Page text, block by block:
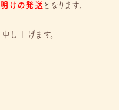
けの発送 となります。
し上げます。